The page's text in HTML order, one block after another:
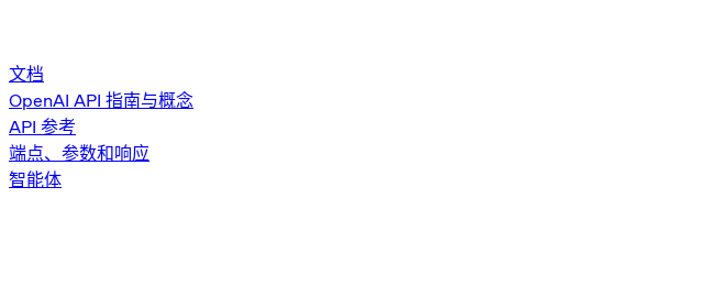
文档
OpenAI API 指南与概念
API 参考
端点、参数和响应
智能体